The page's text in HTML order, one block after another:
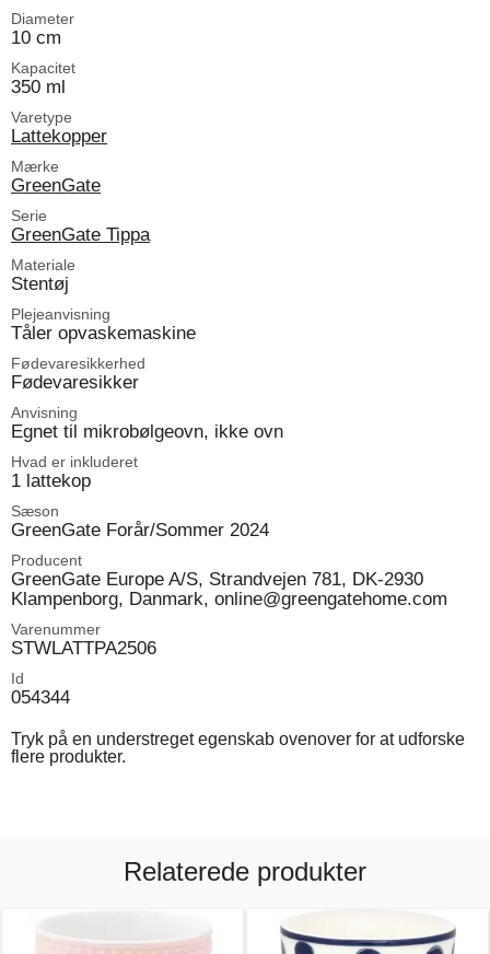
Diameter
10 cm
Kapacitet
350 ml
Varetype
Lattekopper
Mærke
GreenGate
Serie
GreenGate Tippa
Materiale
Stentøj
Plejeanvisning
Tåler opvaskemaskine
Fødevaresikkerhed
Fødevaresikker
Anvisning
Egnet til mikrobølgeovn, ikke ovn
Hvad er inkluderet
1 lattekop
Sæson
GreenGate Forår/Sommer 2024
Producent
GreenGate Europe A/S, Strandvejen 781, DK-2930
Klampenborg, Danmark, online@greengatehome.com
Varenummer
STWLATTPA2506
Id
054344
Tryk på en understreget egenskab ovenover for at udforske
flere produkter.
Relaterede produkter